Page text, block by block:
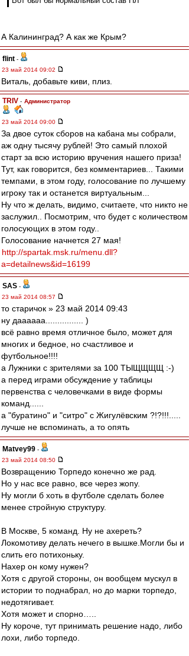
А Калининград? А как же Крым?
flint -
23 май 2014 09:02
Виталь, добавьте киви, плиз.
TRIV - Администратор
23 май 2014 09:00
За двое суток сборов на кабана мы собрали,
аж одну тысячу рублей! Это самый плохой
старт за всю историю вручения нашего приза!
Тут, как говорится, без комментариев... Такими
темпами, в этом году, голосование по лучшему
игроку так и останется виртуальным...
Ну что ж делать, видимо, считаете, что никто не
заслужил.. Посмотрим, что будет с количеством
голосующих в этом году..
Голосование начнется 27 мая!
http://spartak.msk.ru/menu.dll?
a=detailnews&id=16199
SAS -
23 май 2014 08:57
то старичок » 23 май 2014 09:43
ну даааааа................ )
всё равно время отличное было, может для
многих и бедное, но счастливое и
футбольное!!!!
а Лужники с зрителями за 100 ТЫЩЩЩЩ :-)
а перед играми обсуждение у таблицы
первенства с человечками в виде формы
команд......
а "буратино" и "cитро" с Жигулёвским ?!?!!!.....
лучше не вспоминать, а то опять
Matvey99 -
23 май 2014 08:50
Возвращению Торпедо конечно же рад.
Но у нас все равно, все через жопу.
Ну могли б хоть в футболе сделать более
менее стройную структуру.
В Москве, 5 команд. Ну не ахереть?
Локомотиву делать нечего в вышке.Могли бы и
слить его потихоньку.
Нахер он кому нужен?
Хотя с другой стороны, он вообщем мускул в
истории то поднабрал, но до марки торпедо,
недотягивает.
Хотя может и спорно…..
Ну короче, тут принимать решение надо, либо
лохи, либо торпедо.